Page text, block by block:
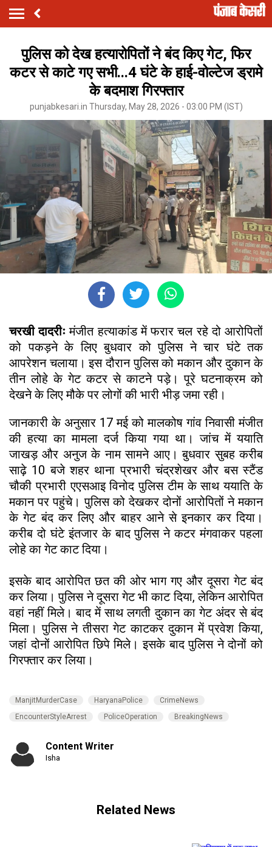
पुलिस को देख हत्यारोपितों ने बंद किए गेट, फिर
कटर से काटे गए सभी...4 घंटे के हाई-वोल्टेज ड्रामे
के बदमाश गिरफ्तार
punjabkesari.in Thursday, May 28, 2026 - 03:00 PM (IST)
चरखी दादरीःमंजीत हत्याकांड में फरार चल रहे दो आरोपितों
को पकड़ने के लिए बुधवार को पुलिस ने चार घंटे तक
आपरेशन चलाया। इस दौरान पुलिस को मकान और दुकान के
तीन लोहे के गेट कटर से काटने पड़े। पूरे घटनाक्रम को
देखने के लिए मौके पर लोगों की भारी भीड़ जमा रही।
जानकारी के अनुसार 17 मई को मालकोष गांव निवासी मंजीत
की हत्या का मामला दर्ज किया गया था। जांच में ययाति
जाखड़ और अनुज के नाम सामने आए। बुधवार सुबह करीब
साढ़े 10 बजे शहर थाना प्रभारी चंद्रशेखर और बस स्टैंड
चौकी प्रभारी एएसआइ विनोद पुलिस टीम के साथ ययाति के
मकान पर पहुंचे। पुलिस को देखकर दोनों आरोपितों ने मकान
के गेट बंद कर लिए और बाहर आने से इनकार कर दिया।
करीब दो घंटे इंतजार के बाद पुलिस ने कटर मंगवाकर पहला
लोहे का गेट काट दिया।
इसके बाद आरोपित छत की ओर भाग गए और दूसरा गेट बंद
कर लिया। पुलिस ने दूसरा गेट भी काट दिया, लेकिन आरोपित
वहां नहीं मिले। बाद में साथ लगती दुकान का गेट अंदर से बंद
मिला। पुलिस ने तीसरा गेट काटकर दुकान में प्रवेश किया,
जहां दोनों आरोपित छिपे मिले। इसके बाद पुलिस ने दोनों को
गिरफ्तार कर लिया।
ManjitMurderCase HaryanaPolice
CrimeNews
EncounterStyleArrest
PoliceOperation BreakingNews
Content Writer
Isha
Related News